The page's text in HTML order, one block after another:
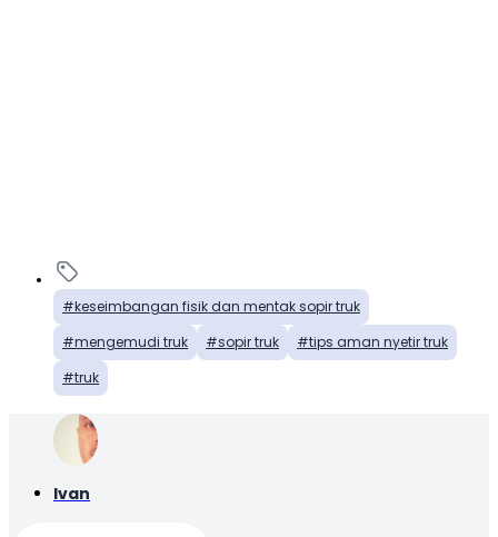
keseimbangan fisik dan mentak sopir truk
mengemudi truk
sopir truk
tips aman nyetir truk
truk
Ivan